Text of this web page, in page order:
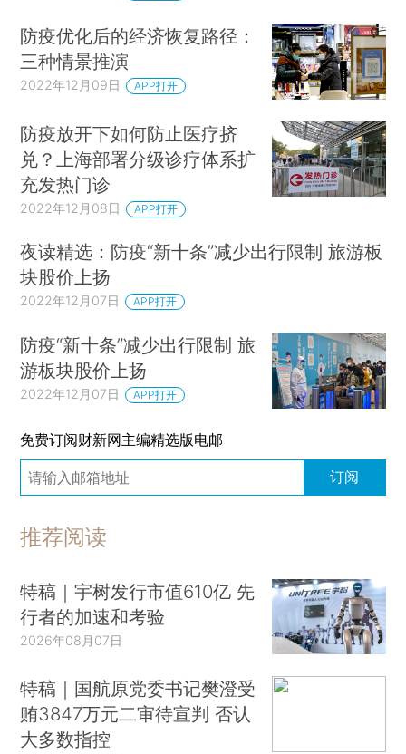
防疫优化后的经济恢复路径：
三种情景推演
2022年12月09日 APP打开
防疫放开下如何防止医疗挤
兑？上海部署分级诊疗体系扩
充发热门诊
2022年12月08日 APP打开
夜读精选：防疫“新十条”减少出行限制 旅游板
块股价上扬
2022年12月07日 APP打开
防疫“新十条”减少出行限制 旅
游板块股价上扬
2022年12月07日 APP打开
免费订阅财新网主编精选版电邮
订阅
推荐阅读
特稿｜宇树发行市值610亿 先
行者的加速和考验
2026年08月07日
特稿｜国航原党委书记樊澄受
贿3847万元二审待宣判 否认
大多数指控